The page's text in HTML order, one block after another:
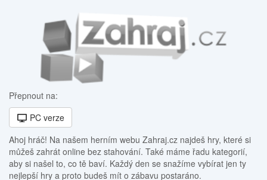
Přepnout na:
PC verze
Ahoj hráč! Na našem herním webu Zahraj.cz najdeš hry, které si
můžeš zahrát online bez stahování. Také máme řadu kategorií,
aby si našel to, co tě baví. Každý den se snažíme vybírat jen ty
nejlepší hry a proto budeš mít o zábavu postaráno.